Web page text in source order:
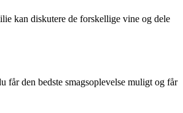
kan diskutere de forskellige vine og dele
får den bedste smagsoplevelse muligt og får